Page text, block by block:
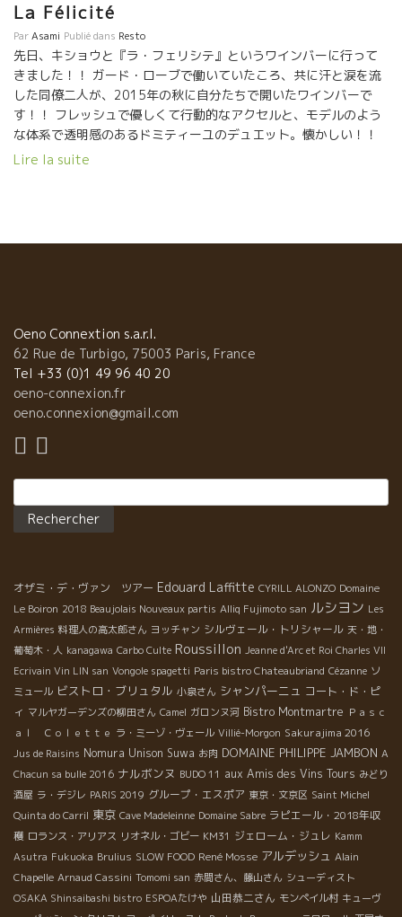
La Félicité
ParAsami Publié dans Resto
先日、キショウと『ラ・フェリシテ』というワインバーに行って
きました！！ ガード・ローブで働いていたころ、共に汗と涙を流
した同僚二人が、2015年の秋に自分たちで開いたワインバーで
す！！ フレッシュで優しくて行動的なアクセルと、モデルのよう
な体系で透明感のあるドミティーユのデュエット。懐かしい！！
取りあえず再会に感動！！二人のキラキラな笑顔に感動！！美味
les revoir !! Quels sourires étincelants ! Quelle jolie carte
des vins et de petits plats ! Que du bonheur dans ce bar
joliment entretenu et décoré, Merci les filles pour cette
soirée bien sympathique, pour sûr je reviendrai !!
Lire la suite
Oeno Connextion s.a.r.l.
62 Rue de Turbigo, 75003 Paris, France
Tel +33 (0)1 49 96 40 20
oeno-connexion.fr
oeno.connexion@gmail.com
オザミ・デ・ヴァン ツアー Edouard Laffitte CYRILL ALONZO Domaine
Le Boiron 2018 Beaujolais Nouveaux partis Alliq Fujimoto san ルシヨン Les
Armières 料理人の高太郎さん ヨッチャン シルヴェール・トリシャール 天・地・
葡萄木・人 kanagawa Carbo Culte Roussillon Jeanne d'Arc et Roi Charles VII
Ecrivain Vin LIN san Vongole spagetti Paris bistro Chateaubriand Cézanne ソ
ミュール ビストロ・ブリュタル 小泉さん シャンパーニュ コート・ド・ピ
ィ マルヤガーデンズの柳田さん Camel ガロンヌ河 Bistro Montmartre Ｐａｓｃ
ａｌ Ｃｏｌｅｔｔｅ ラ・ミーゾ・ヴェール Villié-Morgon Sakurajima 2016
Jus de Raisins Nomura Unison Suwa お肉 DOMAINE PHILIPPE JAMBON A
Chacun sa bulle 2016 ナルボンヌ BUDO 11 aux Amis des Vins Tours みどり
酒屋 ラ・デジレ PARIS 2019 グループ・エスポア 東京・文京区 Saint Michel
Quinta do Carril 東京 Cave Madeleinne Domaine Sabre ラピエール・2018年収
穫 ロランス・アリアス リオネル・ゴビー KM31 ジェローム・ジュレ Kamm
Asutra Fukuoka Brulius SLOW FOOD René Mosse アルデッシュ Alain
Chapelle Arnaud Cassini Tomomi san 赤間さん、藤山さん シューディスト
OSAKA Shinsaibashi bistro ESPOAたけや 山田恭二さん モンペイル村 キューヴ